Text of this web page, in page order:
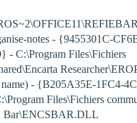
notes - {9455301C-
- C:\Program Files\Fichiers
- {B205A35E-1FC4-
Files\Fichiers
Bar\ENCSBAR.DLL